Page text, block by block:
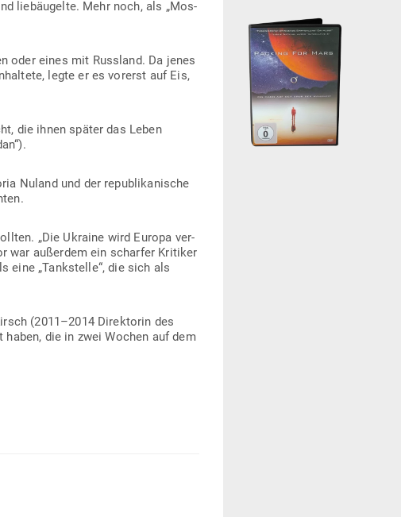
lieb­äu­gelte. Mehr noch, als „Mos­
oder eines mit Russland. Da jenes
legte er es vorerst auf Eis,
die ihnen später das Leben
Nuland und der repu­bli­ka­nische
„Die Ukraine wird Europa ver­
war außerdem ein scharfer Kri­tiker
eine „Tank­stelle“, die sich als
(2011–2014 Direk­torin des
die in zwei Wochen auf dem